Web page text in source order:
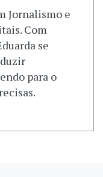
Jornalismo e
Com
se
para o